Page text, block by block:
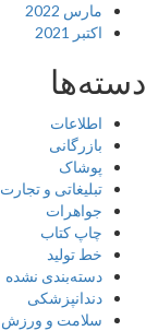
مارس 2022
اکتبر 2021
دسته‌ها
اطلاعات
بازرگانی
پوشاک
تبلیغاتی و تجارت
جواهرات
چاپ کتاب
خط تولید
دسته‌بندی نشده
دندانپزشکی
سلامت و ورزش